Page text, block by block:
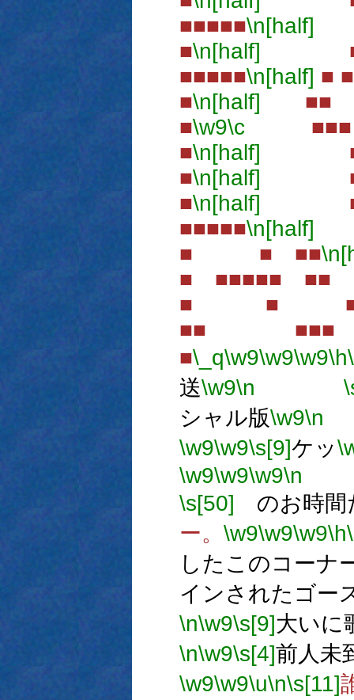
■■■■■\n[half]
■\n[half] ■
■■■■■\n[half]
■\n[half]
■\w9\c
■\n[half] ■
■\n[half] ■
■\n[half] ■
■■■■■\n[half]
■ ■ ■■
■ ■■■■■ ■■
■ ■
■■
■\_q\w9\w9\w9\h
送\w9\n
シャル版\w9\n
\w9\w9\s[9]ケッ
\w9\w9\w9\n
\s[50] のお時間
ー。 \w9\w9\w9\h
したこのコーナ
インされたゴー
\n\w9\s[9]大いに
\n\w9\s[4]前人未
\w9\w9\u\n\s[11]